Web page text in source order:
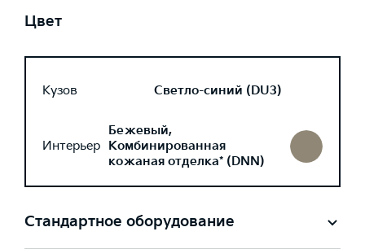
Цвет
Кузов Светло-синий (DU3)
Интерьер
Бежевый,
Комбинированная
кожаная отделка* (DNN)
Стандартное оборудование